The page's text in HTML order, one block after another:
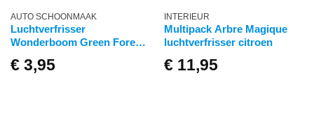
AUTO SCHOONMAAK
Luchtverfrisser
Wonderboom Green Forest
€3,95
INTERIEUR
Multipack Arbre Magique
luchtverfrisser citroen
€11,95